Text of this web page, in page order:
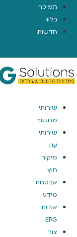
תמיכה
בלוג
חדשות
שירותי
מחשוב
שירותי
ענן
מיקור
חוץ
אבטחת
מידע
אודות
ERG
צור